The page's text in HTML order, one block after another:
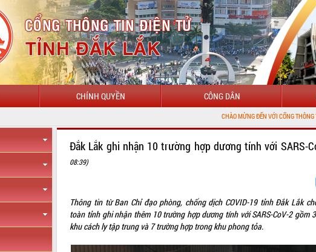
CHÍNH QUYỀN CÔNG DÂN
CHÀO MỪNG ĐẾN VỚI CỔNG THÔNG TIN ĐIỆN TỬ
Đắk Lắk ghi nhận 10 trường hợp dương tính với SARS-
08:39)
Thông tin từ Ban Chỉ đạo phòng, chống dịch COVID-19 tỉnh Đắk Lắk
toàn tỉnh ghi nhận thêm 10 trường hợp dương tính với SARS-CoV-2 gồm
khu cách ly tập trung và 7 trường hợp trong khu phong tỏa.